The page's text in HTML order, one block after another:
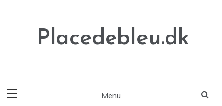
Placedebleu.dk
Menu